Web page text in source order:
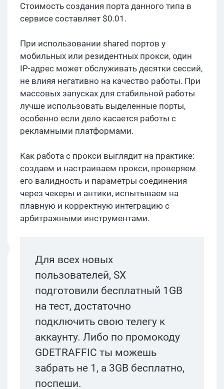
Стоимость создания порта данного типа в
сервисе составляет $0.01.
При использовании shared портов у
мобильных или резидентных прокси, один
IP-адрес может обслуживать десятки сессий,
не влияя негативно на качество работы. При
массовых запусках для стабильной работы
лучше использовать выделенные порты,
особенно если дело касается работы с
рекламными платформами.
Как работа с прокси выглядит на практике:
создаем и настраиваем прокси, проверяем
его валидность и параметры соединения
через чекеры и антики, испытываем на
плавную и корректную интеграцию с
арбитражными инструментами.
Для всех новых
пользователей, SX
подготовили бесплатный 1GB
на тест, достаточно
подключить свою телегу к
аккаунту. Либо по промокоду
GDETRAFFIC ты можешь
забрать не 1, а 3GB бесплатно,
поспеши.